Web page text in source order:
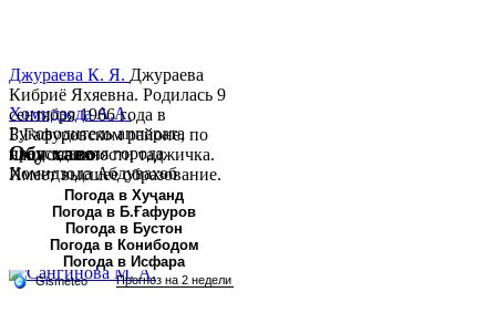
Хомидзода А.А.
Руководитель аппарата
председателя города
Хомидзода Абдувахоб
Абдумаджид родился 8
июня 1978 года в городе
Худжанде. По
национальности...
Джураева К. Я. Джураева
Кибриё Яхяевна. Родилась 9
сентября 1966 года в
Б.Гафуровском районе, по
национальности таджичка.
Имеет высшее образование.
В 1997 ...
Обу хаво
Погода в Хуҷанд
Погода в Б.Ғафуров
Погода в Бустон
Погода в Конибодом
Погода в Исфара